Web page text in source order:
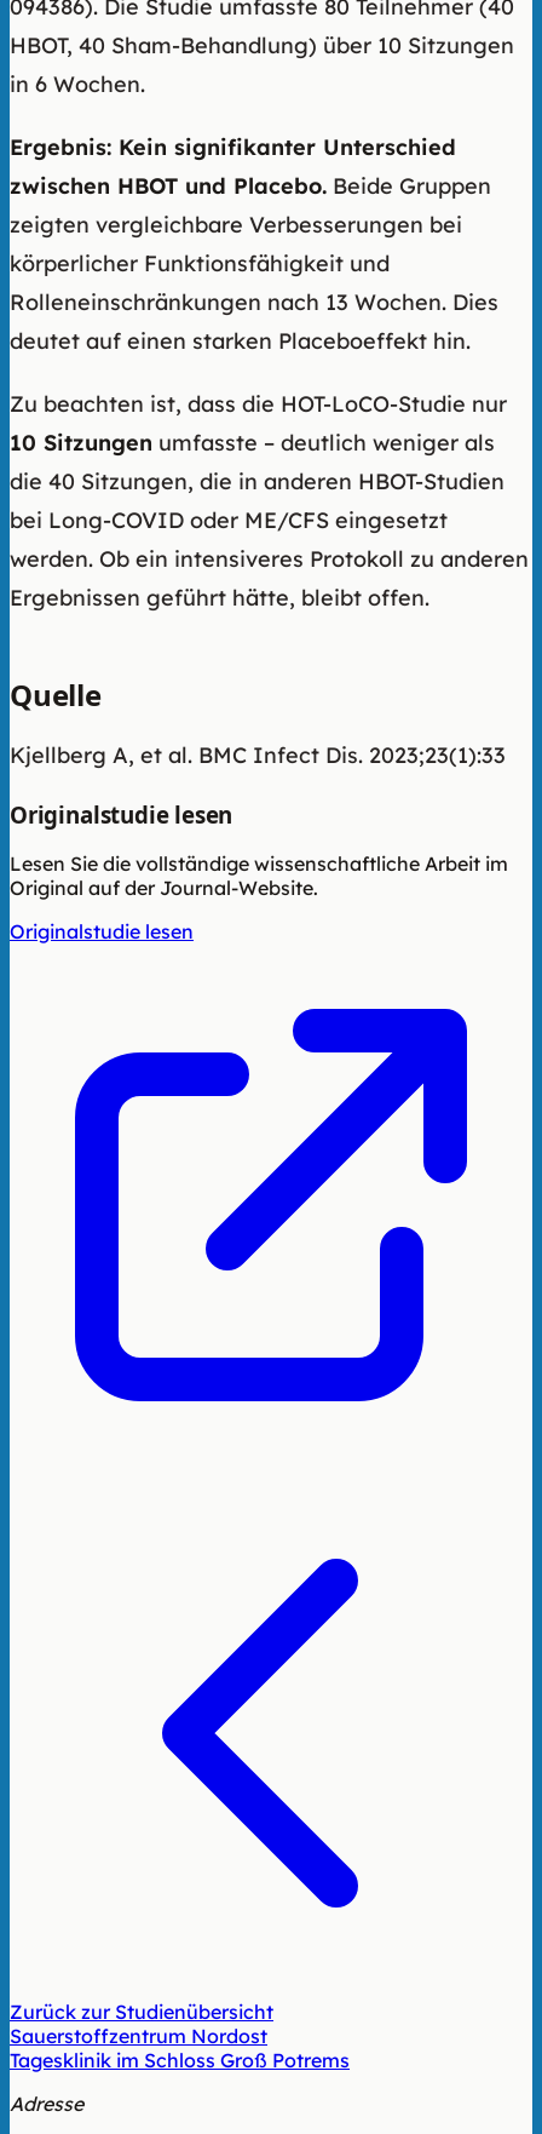
094386). Die Studie umfasste 80 Teilnehmer (40
HBOT, 40 Sham-Behandlung) über 10 Sitzungen
in 6 Wochen.
Ergebnis: Kein signifikanter Unterschied
zwischen HBOT und Placebo. Beide Gruppen
zeigten vergleichbare Verbesserungen bei
körperlicher Funktionsfähigkeit und
Rolleneinschränkungen nach 13 Wochen. Dies
deutet auf einen starken Placeboeffekt hin.
Zu beachten ist, dass die HOT-LoCO-Studie nur
10 Sitzungen umfasste – deutlich weniger als
die 40 Sitzungen, die in anderen HBOT-Studien
bei Long-COVID oder ME/CFS eingesetzt
werden. Ob ein intensiveres Protokoll zu anderen
Ergebnissen geführt hätte, bleibt offen.
Quelle
Kjellberg A, et al. BMC Infect Dis. 2023;23(1):33
Originalstudie lesen
Lesen Sie die vollständige wissenschaftliche Arbeit im
Original auf der Journal-Website.
Originalstudie lesen
Zurück zur Studienübersicht
Sauerstoffzentrum Nordost
Tagesklinik im Schloss Groß Potrems
Adresse